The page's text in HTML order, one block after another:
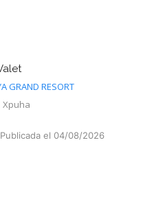
GRAND RESORT
Xpuha
Publicada el 04/08/2026